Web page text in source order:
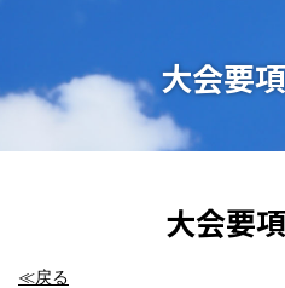
大会要
大会要
≪戻る